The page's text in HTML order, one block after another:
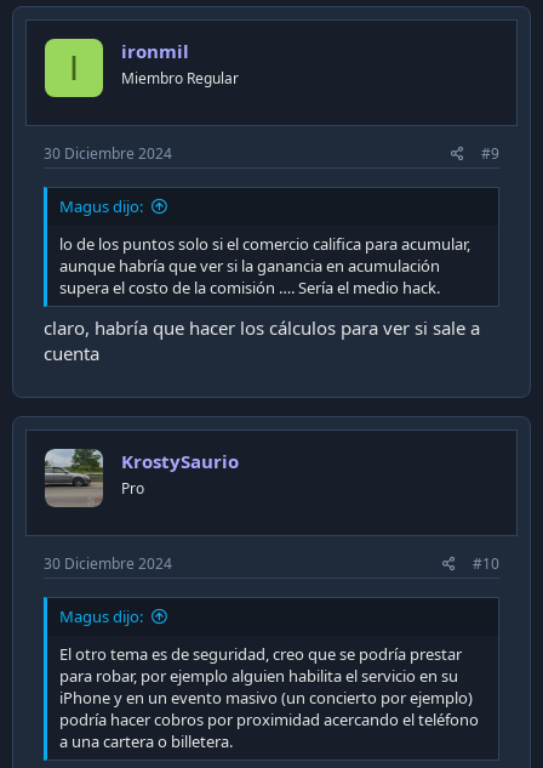
I ironmil
Miembro Regular
30 Diciembre 2024 #9
Magus dijo:
lo de los puntos solo si el comercio califica para acumular,
aunque habría que ver si la ganancia en acumulación
supera el costo de la comisión …. Sería el medio hack.
claro, habría que hacer los cálculos para ver si sale a
cuenta
KrostySaurio
Pro
30 Diciembre 2024 #10
Magus dijo:
El otro tema es de seguridad, creo que se podría prestar
para robar, por ejemplo alguien habilita el servicio en su
iPhone y en un evento masivo (un concierto por ejemplo)
podría hacer cobros por proximidad acercando el teléfono
a una cartera o billetera.